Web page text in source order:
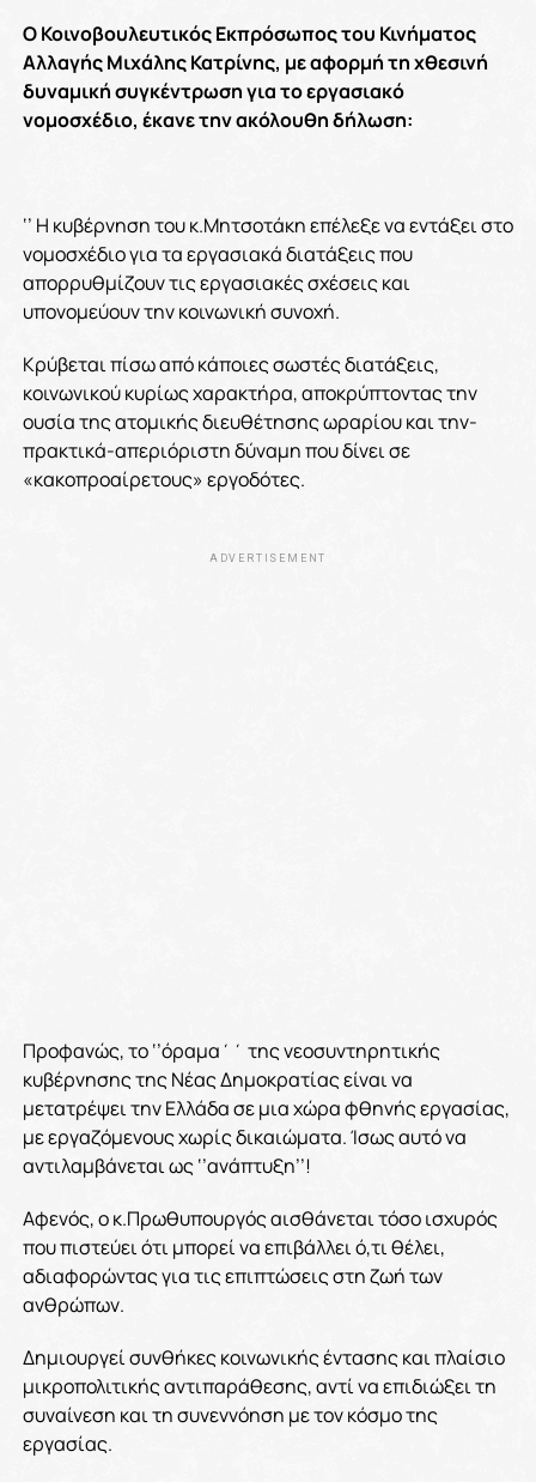
Ο Κοινοβουλευτικός Εκπρόσωπος του Κινήματος
Αλλαγής Μιχάλης Κατρίνης, με αφορμή τη χθεσινή
δυναμική συγκέντρωση για το εργασιακό
νομοσχέδιο, έκανε την ακόλουθη δήλωση:
‘’ Η κυβέρνηση του κ.Μητσοτάκη επέλεξε να εντάξει στο
νομοσχέδιο για τα εργασιακά διατάξεις που
απορρυθμίζουν τις εργασιακές σχέσεις και
υπονομεύουν την κοινωνική συνοχή.
Κρύβεται πίσω από κάποιες σωστές διατάξεις,
κοινωνικού κυρίως χαρακτήρα, αποκρύπτοντας την
ουσία της ατομικής διευθέτησης ωραρίου και την-
πρακτικά-απεριόριστη δύναμη που δίνει σε
«κακοπροαίρετους» εργοδότες.
ADVERTISEMENT
Προφανώς, το ‘’όραμα΄΄ της νεοσυντηρητικής
κυβέρνησης της Νέας Δημοκρατίας είναι να
μετατρέψει την Ελλάδα σε μια χώρα φθηνής εργασίας,
με εργαζόμενους χωρίς δικαιώματα. Ίσως αυτό να
αντιλαμβάνεται ως ‘’ανάπτυξη’’!
Αφενός, ο κ.Πρωθυπουργός αισθάνεται τόσο ισχυρός
που πιστεύει ότι μπορεί να επιβάλλει ό,τι θέλει,
αδιαφορώντας για τις επιπτώσεις στη ζωή των
ανθρώπων.
Δημιουργεί συνθήκες κοινωνικής έντασης και πλαίσιο
μικροπολιτικής αντιπαράθεσης, αντί να επιδιώξει τη
συναίνεση και τη συνεννόηση με τον κόσμο της
εργασίας.